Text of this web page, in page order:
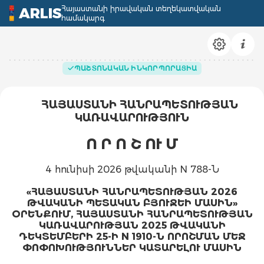
ARLISՀայաստանի իրավական տեղեկատվական
համակարգ
ՊԱՇՏՈՆԱԿԱՆ ԻՆԿՈՐՊՈՐԱՑԻԱ
ՀԱՅԱՍՏԱՆԻ ՀԱՆՐԱՊԵՏՈՒԹՅԱՆ
ԿԱՌԱՎԱՐՈՒԹՅՈՒՆ
Ո Ր Ո Շ ՈՒ Մ
4 հունիսի 2026 թվականի N 788-Ն
«ՀԱՅԱՍՏԱՆԻ ՀԱՆՐԱՊԵՏՈՒԹՅԱՆ 2026
ԹՎԱԿԱՆԻ ՊԵՏԱԿԱՆ ԲՅՈՒՋԵԻ ՄԱՍԻՆ»
ՕՐԵՆՔՈՒՄ, ՀԱՅԱՍՏԱՆԻ ՀԱՆՐԱՊԵՏՈՒԹՅԱՆ
ԿԱՌԱՎԱՐՈՒԹՅԱՆ 2025 ԹՎԱԿԱՆԻ
ԴԵԿՏԵՄԲԵՐԻ 25-Ի N 1910-Ն ՈՐՈՇՄԱՆ ՄԵՋ
ՓՈՓՈԽՈՒԹՅՈՒՆՆԵՐ ԿԱՏԱՐԵԼՈՒ ՄԱՍԻՆ